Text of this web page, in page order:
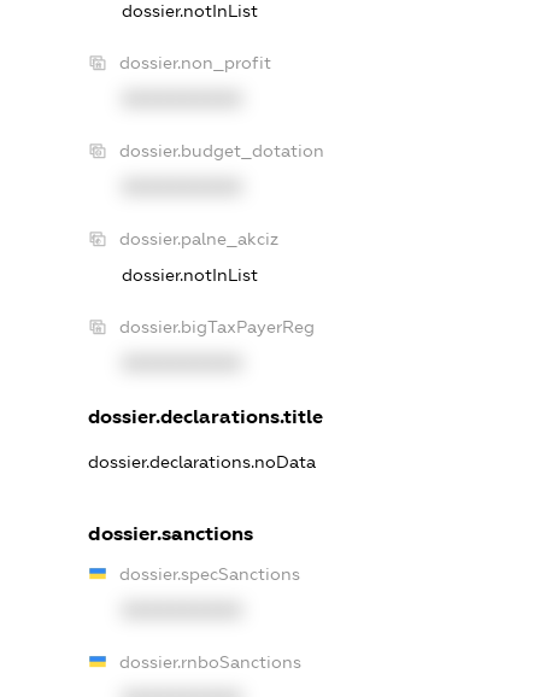
dossier.notInList
dossier.non_profit
dossier.budget_dotation
dossier.palne_akciz
dossier.notInList
dossier.bigTaxPayerReg
dossier.declarations.title
dossier.declarations.noData
dossier.sanctions
dossier.specSanctions
dossier.rnboSanctions